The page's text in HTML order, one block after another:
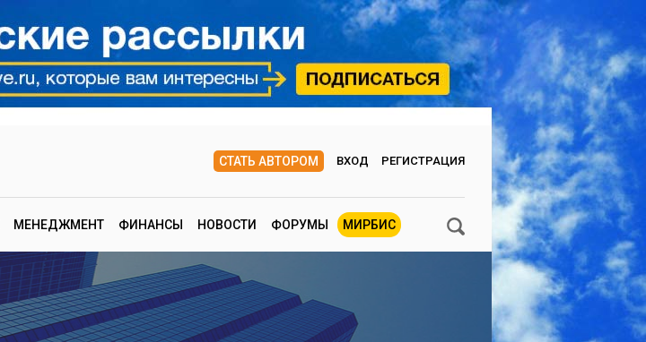
СТАТЬ АВТОРОМ ВХОД РЕГИСТРАЦИЯ
МЕНЕДЖМЕНТ ФИНАНСЫ НОВОСТИ ФОРУМЫ МИРБИС